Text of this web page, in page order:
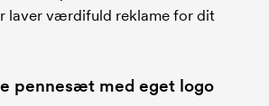
laver værdifuld reklame for dit
pennesæt med eget logo